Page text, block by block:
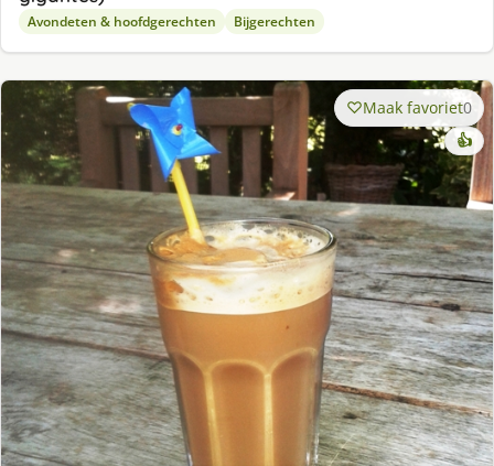
Avondeten & hoofdgerechten Bijgerechten
Maak favoriet0
👍